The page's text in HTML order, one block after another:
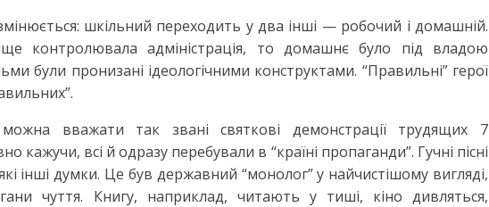
шкільний переходить у два інші — робочий і домашній.
контролювала адміністрація, то домашнє було під владою
були пронизані ідеологічними конструктами. “Правильні” герої
вважати так звані святкові демонстрації трудящих 7
кажучи, всі й одразу перебували в “країні пропаганди”. Гучні пісні
інші думки. Це був державний “монолог” у найчистішому вигляді,
чуття. Книгу, наприклад, читають у тиші, кіно дивляться,